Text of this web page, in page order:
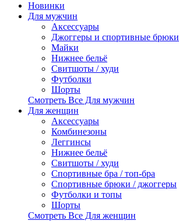
Новинки
Для мужчин
Аксессуары
Джоггеры и спортивные брюки
Майки
Нижнее бельё
Свитшоты / худи
Футболки
Шорты
Смотреть Все Для мужчин
Для женщин
Аксессуары
Комбинезоны
Леггинсы
Нижнее бельё
Свитшоты / худи
Спортивные бра / топ-бра
Спортивные брюки / джоггеры
Футболки и топы
Шорты
Смотреть Все Для женщин